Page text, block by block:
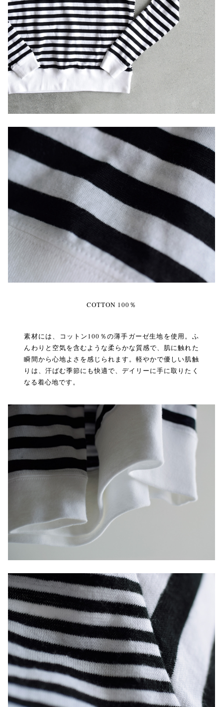
COTTON 100％
素材には、コットン100％の薄手ガーゼ生地を使用。ふ
んわりと空気を含むような柔らかな質感で、肌に触れた
瞬間から心地よさを感じられます。軽やかで優しい肌触
りは、汗ばむ季節にも快適で、デイリーに手に取りたく
なる着心地です。